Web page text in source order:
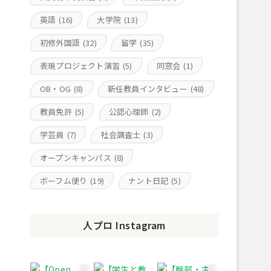
英語 (16) 大学院 (13)
初修外国語 (32) 留学 (35)
表現プロジェクト演習 (5) 同窓会 (1)
OB・OG (8) 新任教員インタビュー (48)
教員免許 (5) 公認心理師 (2)
学芸員 (7) 社会調査士 (3)
オープンキャンパス (8)
ボーフム便り (19) ナント日記 (5)
人プロ Instagram